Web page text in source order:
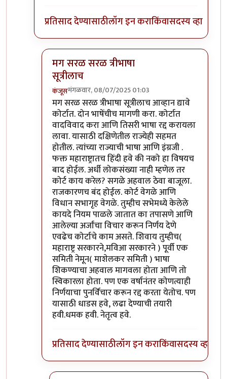
प्रतिसाद देण्यासाठीलॉग इन कराकिंवासदस्य व्हा
मग सरळ सरळ त्रीभाषा
सूत्रीलाच
कंजूसमंगळवार, 08/07/2025 01:03
In reply toलहान मुलांवर एवढे भाषांचे ओझेby
मग सरळ सरळ त्रीभाषा सूत्रीलाच आव्हान द्यावे
कोर्टात. दोन भाषेंचीच मागणी करा. कोर्टात
वादविवाद करा आणि तिसरी भाषा रद्द करायला
लावा. यासाठी दक्षिणेतील राज्येही सहमत
होतील. त्यांच्या राज्याची भाषा आणि इंग्रजी .
फक्त महाराष्ट्रातच हिंदी हवे की नको हा विषयच
बाद होईल. अर्धी लोकसंख्या नाही म्हणेल तर
कोर्ट काय करेल? सगळे अहवाल ठेवा बाजूला.
राजकारणच बंद होईल. कोर्ट वेगळे आणि
विधान सभागृह वेगळे. तुम्हीच सभेमध्ये केलेले
कायदे नियम पाळले जातात का तपासणे आणि
आलेल्या अर्जांचा विचार करून निर्णय देणे
एवढेच कोर्टाचे काम असते. शिवाय तुम्हीच(
महाराष्ट्र सरकारने,मविआ सरकारने ) पूर्वी एक
समिती नेमून( माशेलकर समिती ) भाषा
शिकण्याचा अहवाल मागवला होता आणि तो
स्विकारला होता. पण एक वर्षानंतर कोणत्याही
निर्णयाचा पुनर्विचार करून रद्द करता येतोच. पण
यासाठी धाडस हवे, लढा देण्याची तयारी
हवी.धमक हवी. नेतृत्व हवे.
प्रतिसाद देण्यासाठीलॉग इन कराकिंवासदस्य व्हा